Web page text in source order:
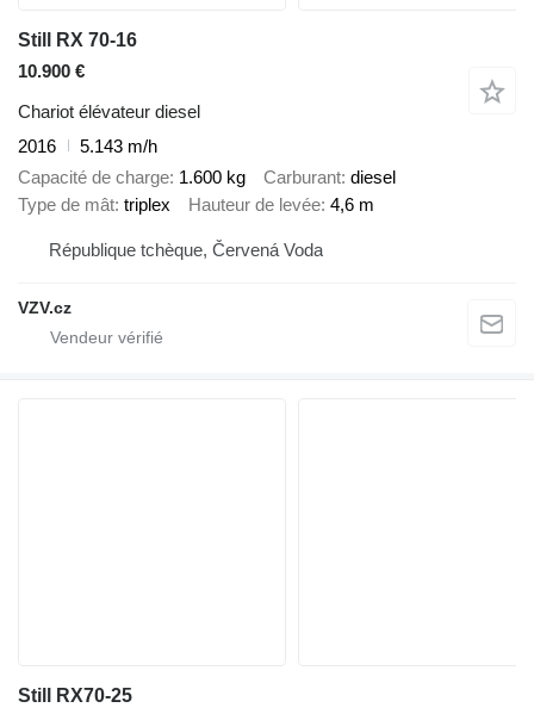
Still RX 70-16
10.900 €
Chariot élévateur diesel
2016
5.143 m/h
Capacité de charge 1.600 kg Carburant diesel
Type de mât triplex Hauteur de levée 4,6 m
République tchèque, Červená Voda
VZV.cz
Still RX70-25